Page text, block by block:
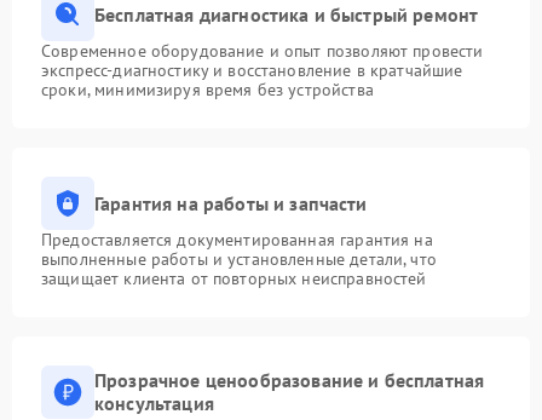
Бесплатная диагностика и быстрый ремонт
Современное оборудование и опыт позволяют провести
экспресс-диагностику и восстановление в кратчайшие
сроки, минимизируя время без устройства
Гарантия на работы и запчасти
Предоставляется документированная гарантия на
выполненные работы и установленные детали, что
защищает клиента от повторных неисправностей
Прозрачное ценообразование и бесплатная
консультация